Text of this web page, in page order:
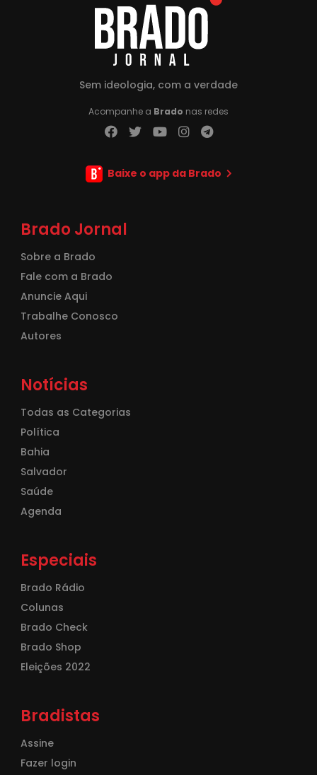
Sem ideologia, com a verdade
Acompanhe a Brado nas redes
Baixe o app da Brado
Brado Jornal
Sobre a Brado
Fale com a Brado
Anuncie Aqui
Trabalhe Conosco
Autores
Notícias
Todas as Categorias
Política
Bahia
Salvador
Saúde
Agenda
Especiais
Brado Rádio
Colunas
Brado Check
Brado Shop
Eleições 2022
Bradistas
Assine
Fazer login